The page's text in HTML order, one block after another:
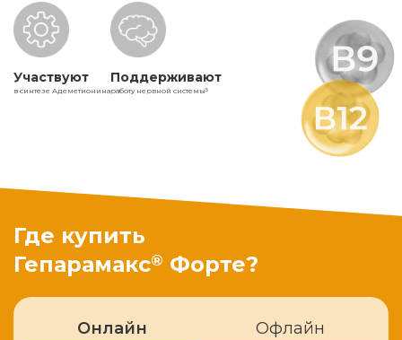
Участвуют
в синтезе Адеметионина
Поддерживают
работу нервной системы5
Где купить
Гепарамакс® Форте?
Онлайн Офлайн